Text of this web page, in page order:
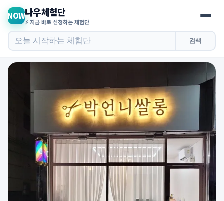
NOW나우체험단
⚡ 지금 바로 신청하는 체험단
검색